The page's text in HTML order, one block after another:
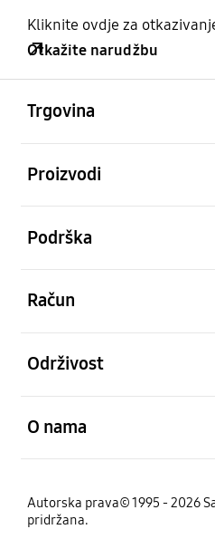
Kliknite ovdje za
Otkažite narudžbu
Trgovina
Proizvodi
Podrška
Račun
Održivost
O nama
Autorska prava© 1995 - 2026
pridržana.